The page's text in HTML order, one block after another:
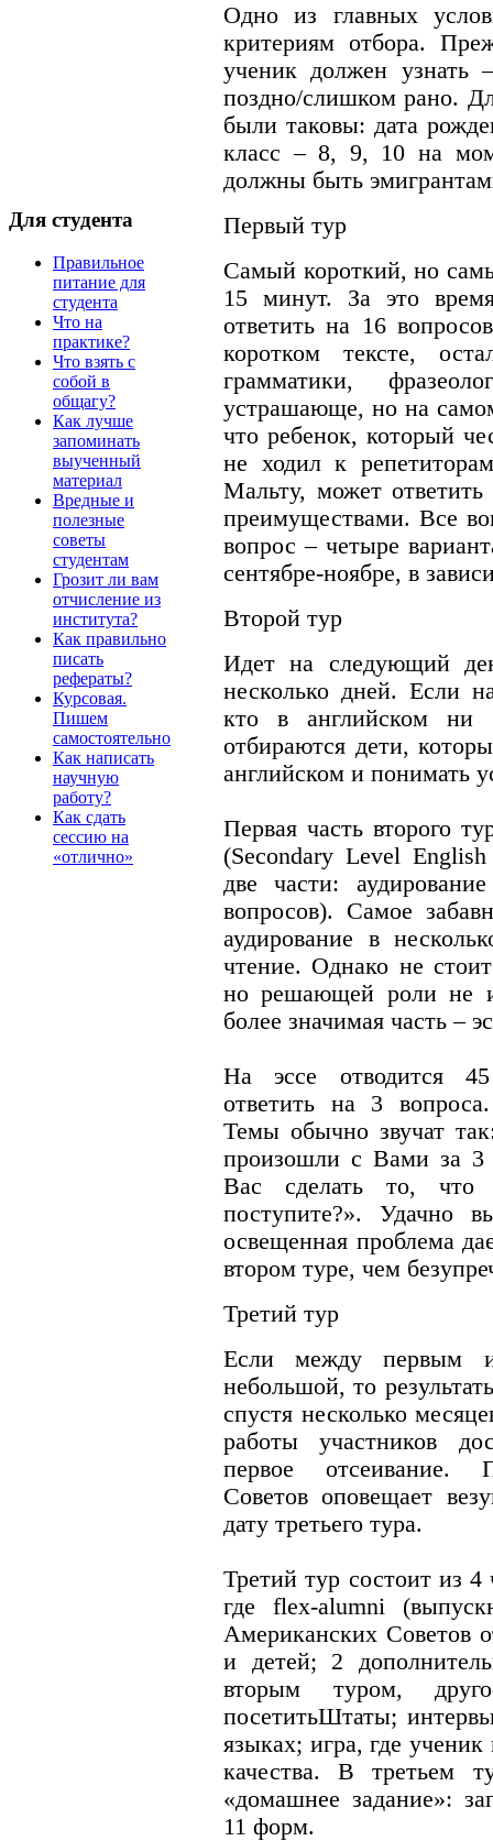
Одно из главных
критериям отбора.
ученик должен
поздно/слишком рано.
были таковы: дата
класс – 8, 9, 10 на
должны быть
Первый тур
Самый короткий, но
15 минут. За это
ответить на 16
коротком тексте,
грамматики,
устрашающе, но на
что ребенок, который
не ходил к
Мальту, может
преимуществами. Все
вопрос – четыре
сентябре-ноябре, в
Второй тур
Идет на следующий
несколько дней. Если
кто в английском ни
отбираются дети,
английском и понимать
Первая часть второго
(Secondary Level
две части:
вопросов). Самое
аудирование в
чтение. Однако не
но решающей роли не
более значимая часть –
На эссе отводится
ответить на 3
Темы обычно звучат
произошли с Вами за 3
Вас сделать то,
поступите?». Удачно
освещенная проблема
втором туре, чем
Третий тур
Если между первым
небольшой, то
спустя несколько
работы участников
первое отсеивание.
Советов оповещает
дату третьего тура.
Третий тур состоит из 4
где flex-alumni
Американских Советов
и детей; 2
вторым туром,
посетитьШтаты;
языках; игра, где
качества. В третьем
«домашнее задание»:
11 форм.
Для студента
Правильное
питание для
студента
Что на
практике?
Что взять с
собой в
общагу?
Как лучше
запоминать
выученный
материал
Вредные и
полезные
советы
студентам
Грозит ли вам
отчисление из
института?
Как правильно
писать
рефераты?
Курсовая.
Пишем
самостоятельно
Как написать
научную
работу?
Как сдать
сессию на
«отлично»